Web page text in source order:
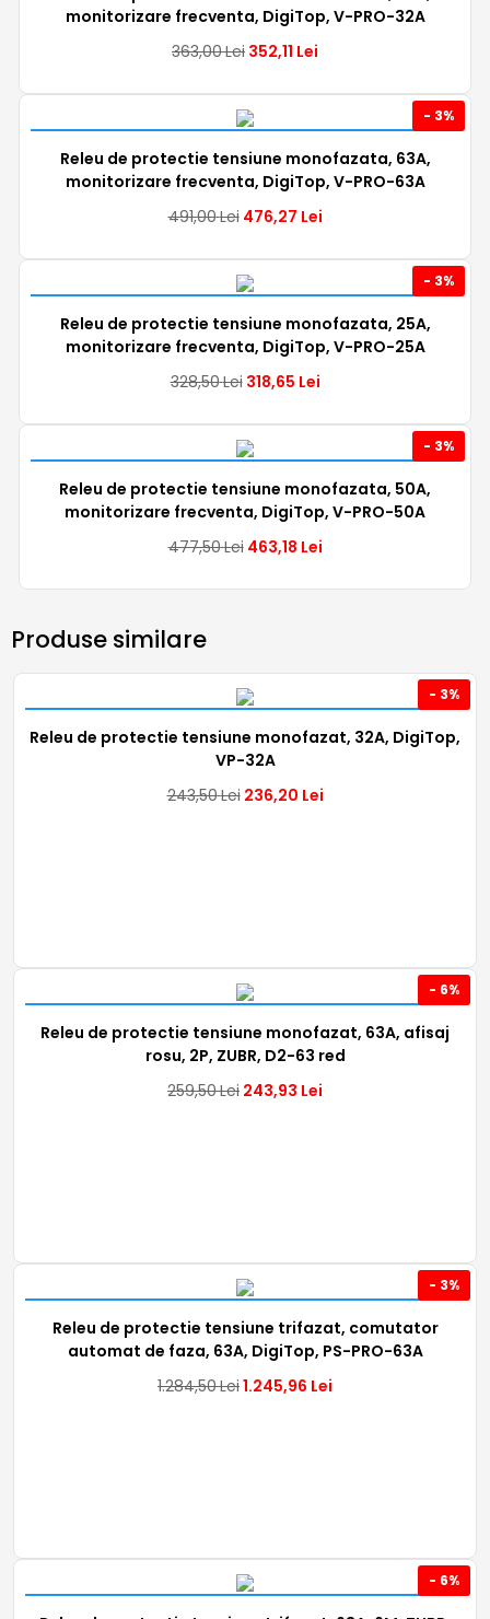
monitorizare frecventa, DigiTop, V-PRO-32A
363,00Lei 352,11 Lei
- 3%
Releu de protectie tensiune monofazata, 63A,
monitorizare frecventa, DigiTop, V-PRO-63A
491,00Lei 476,27 Lei
- 3%
Releu de protectie tensiune monofazata, 25A,
monitorizare frecventa, DigiTop, V-PRO-25A
328,50Lei 318,65 Lei
- 3%
Releu de protectie tensiune monofazata, 50A,
monitorizare frecventa, DigiTop, V-PRO-50A
477,50Lei 463,18 Lei
Produse similare
- 3%
Releu de protectie tensiune monofazat, 32A, DigiTop,
VP-32A
243,50Lei 236,20 Lei
- 6%
Releu de protectie tensiune monofazat, 63A, afisaj
rosu, 2P, ZUBR, D2-63 red
259,50Lei 243,93 Lei
- 3%
Releu de protectie tensiune trifazat, comutator
automat de faza, 63A, DigiTop, PS-PRO-63A
1.284,50Lei1.245,96 Lei
- 6%